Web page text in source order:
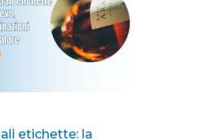
etichette: la